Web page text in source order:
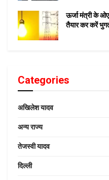
ऊर्जा मंत्री के
तैयार कर करें
Categories
अखिलेश यादव
अन्य राज्य
तेजस्वी यादव
दिल्ली